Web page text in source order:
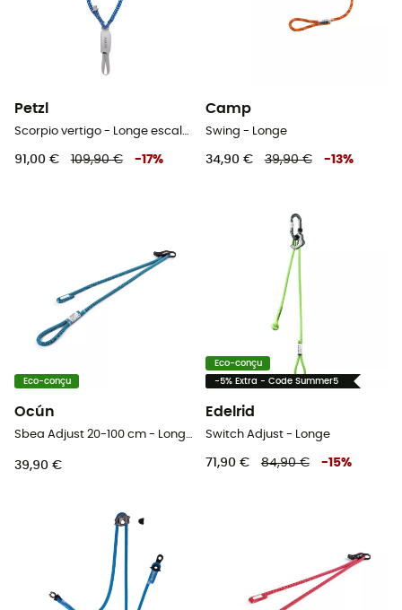
Petzl
Scorpio vertigo - Longe escalade
91,00 € 109,90 € -17%
Camp
Swing - Longe
34,90 € 39,90 € -13%
Eco-conçu
Ocún
Sbea Adjust 20-100 cm - Longe escalade
39,90 €
Eco-conçu
-5% Extra - Code Summer5
Edelrid
Switch Adjust - Longe
71,90 € 84,90 € -15%